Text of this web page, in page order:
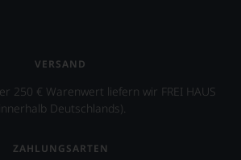
VERSAND
250 € Warenwert liefern wir FREI HAUS
Deutschlands).
ZAHLUNGSARTEN